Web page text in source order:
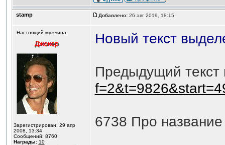
stamp Добавлено:26 авг 2019, 18:15
Настоящий мужчина
Зарегистрирован: 29 апр
2008, 13:34
Сообщений: 8760
Награды: 10
Новый текст
Предыдущий текст
6738 Про название